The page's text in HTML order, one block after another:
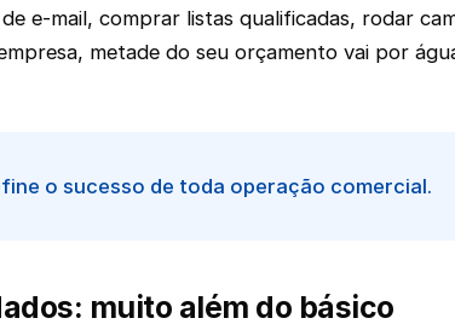
e-mail, comprar listas qualificadas, rodar
metade do seu orçamento vai por
o sucesso de toda operação comercial.
muito além do básico